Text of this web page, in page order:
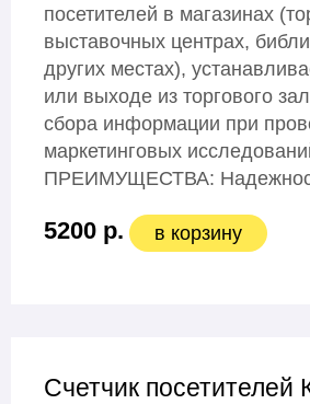
посетителей в магазинах
выставочных центрах,
других местах),
или выходе из торгового
сбора информации при
маркетинговых
ПРЕИМУЩЕСТВА:
5200 р. в корзину
Счетчик